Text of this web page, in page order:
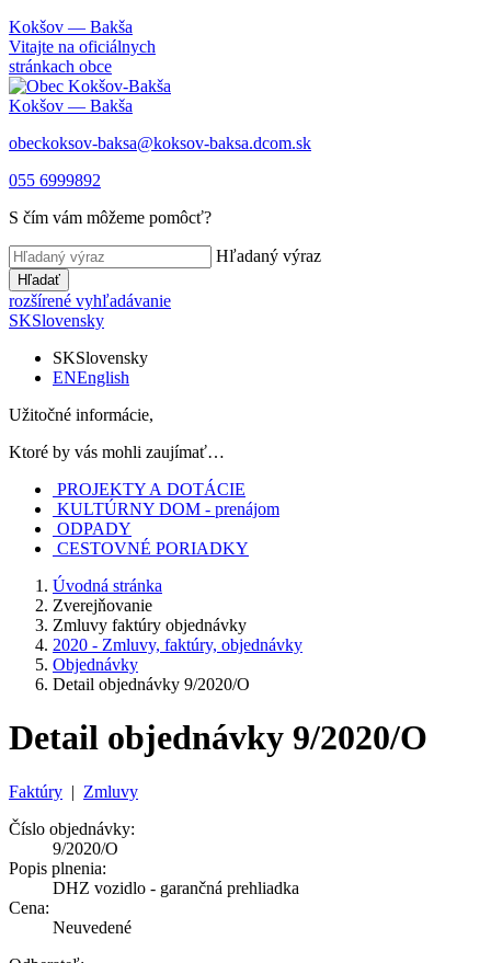
Kokšov — Bakša
Vitajte na oficiálnych
stránkach obce
Kokšov — Bakša
obeckoksov-baksa@koksov-baksa.dcom.sk
055 6999892
S čím vám môžeme pomôcť?
Hľadaný výraz
Hľadať
rozšírené vyhľadávanie
SKSlovensky
SKSlovensky
ENEnglish
Užitočné informácie,
Ktoré by vás mohli zaujímať…
PROJEKTY A DOTÁCIE
KULTÚRNY DOM - prenájom
ODPADY
CESTOVNÉ PORIADKY
Úvodná stránka
Zverejňovanie
Zmluvy faktúry objednávky
2020 - Zmluvy, faktúry, objednávky
Objednávky
Detail objednávky 9/2020/O
Detail objednávky 9/2020/O
Faktúry | Zmluvy
Číslo objednávky:
9/2020/O
Popis plnenia:
DHZ vozidlo - garančná prehliadka
Cena:
Neuvedené